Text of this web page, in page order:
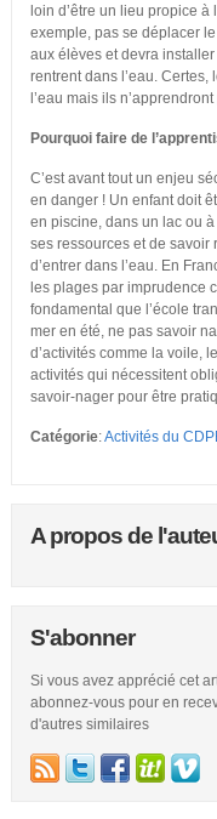
loin d’être un lieu propice à
exemple, pas se déplacer
aux élèves et devra
rentrent dans l’eau.
l’eau mais ils
Pourquoi faire de
C’est avant tout un enjeu
en danger ! Un enfant doit
en piscine, dans un lac ou
ses ressources et de savoir
d’entrer dans l’eau. En
les plages par imprudence
fondamental que l’école
mer en été, ne pas savoir
d’activités comme la voile,
activités qui nécessitent
savoir-nager pour être
Catégorie:Activités du
A propos de
S'abonner
Si vous avez apprécié cet
abonnez-vous pour en
d'autres similaires